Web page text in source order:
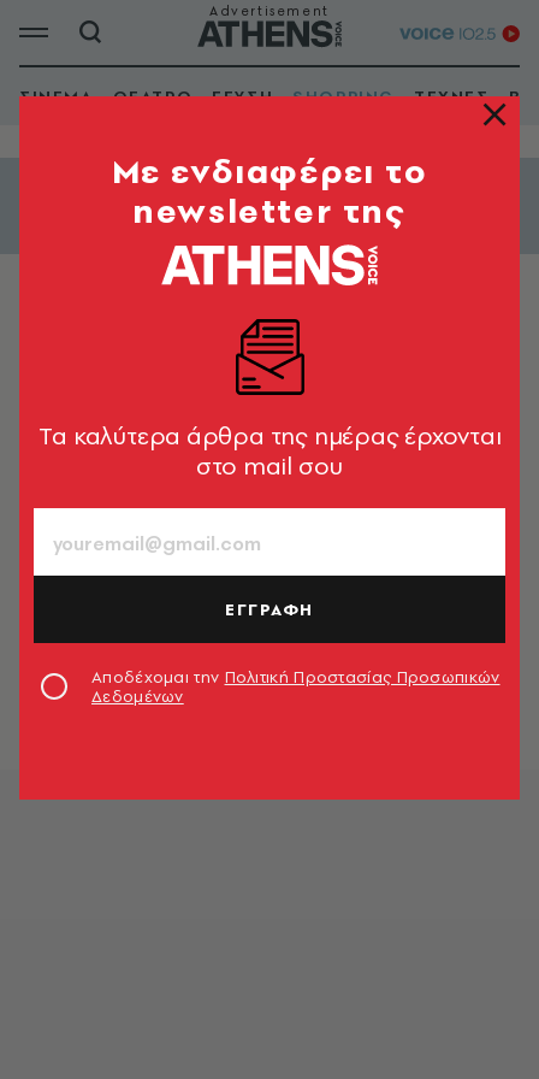
ΣΙΝΕΜΑ ΘΕΑΤΡΟ ΓΕΥΣΗ SHOPPING ΤΕΧΝΕΣ
Εμφάνιση φίλτρων
Mε ενδιαφέρει το
newsletter της
Tα καλύτερα άρθρα της ημέρας έρχονται
στο mail σου
ΕΓΓΡΑΦΗ
Αποδέχομαι την Πολιτική Προστασίας Προσωπικών
Δεδομένων